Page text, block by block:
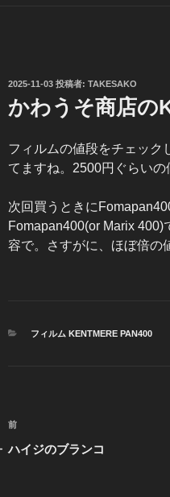
投
日:
2025-11-03 投稿者: TAKESAKO
かわうそ商店の
フィルムの値段をチェック
てますね。2500円ぐらいの
次回買うときに
Fomapan400(or Marix
容で。さすがに、ほぼ倍の
カ
フィルム KENTMERE PAN400
投
稿
前
の
前
ハイジのブランコ